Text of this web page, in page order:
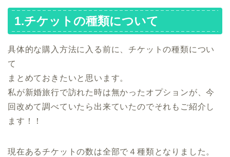
1.チケットの種類について
具体的な購入方法に入る前に、チケットの種類につい
て
まとめておきたいと思います。
私が新婚旅行で訪れた時は無かったオプションが、今
回改めて調べていたら出来ていたのでそれもご紹介し
ます！！
現在あるチケットの数は全部で４種類となりました。